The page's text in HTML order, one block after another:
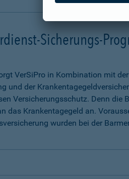
Sicherungs-
VerSiPro in Kombination mit
und der
Versicherungsschutz. Denn
das Krankentagegeld an.
wurden bei der